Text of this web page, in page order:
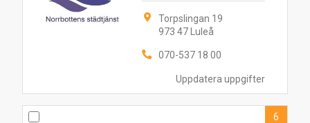
Uppdatera uppgifter
Torpslingan 19
973 47 Luleå
070-537 18 00
6